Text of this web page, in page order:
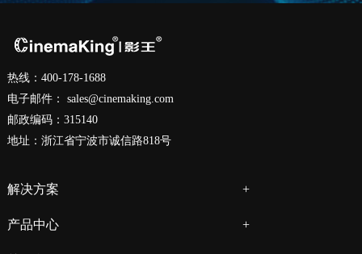
热线：400-178-1688
电子邮件： sales@cinemaking.com
邮政编码：315140
地址：浙江省宁波市诚信路818号
解决方案
产品中心